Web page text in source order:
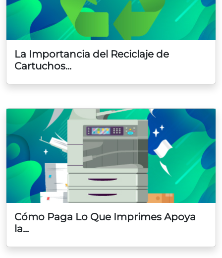
La Importancia del Reciclaje de
Cartuchos...
Cómo Paga Lo Que Imprimes Apoya
la...